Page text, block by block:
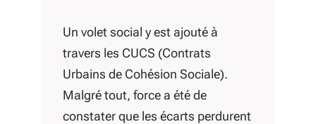
Un volet social y est ajouté à
travers les CUCS (Contrats
Urbains de Cohésion Sociale).
Malgré tout, force a été de
constater que les écarts perdurent